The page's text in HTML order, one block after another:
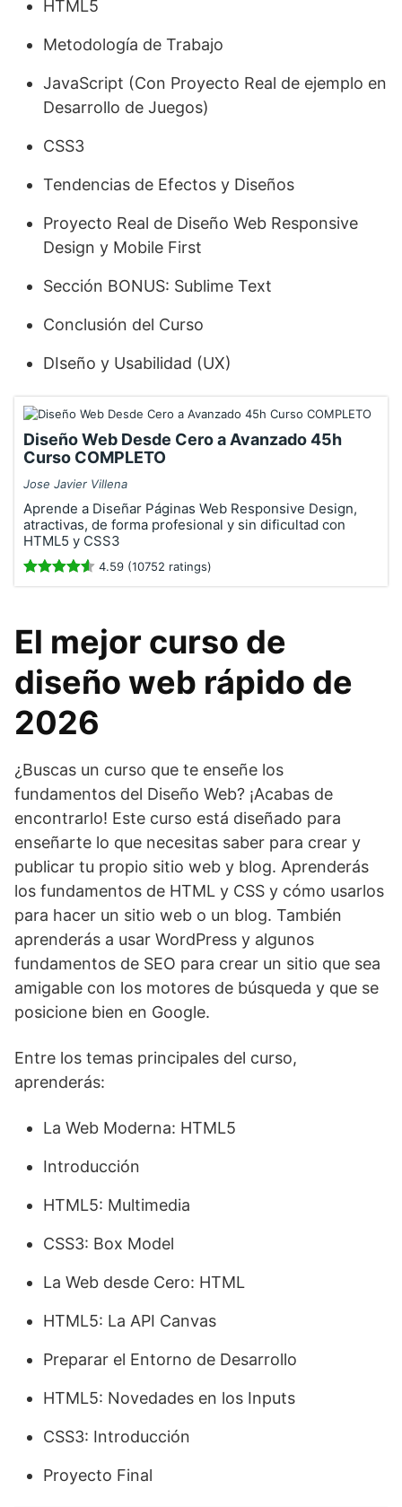
HTML5
Metodología de Trabajo
JavaScript (Con Proyecto Real de ejemplo en
Desarrollo de Juegos)
CSS3
Tendencias de Efectos y Diseños
Proyecto Real de Diseño Web Responsive
Design y Mobile First
Sección BONUS: Sublime Text
Conclusión del Curso
DIseño y Usabilidad (UX)
Diseño Web Desde Cero a Avanzado 45h
Curso COMPLETO
Jose Javier Villena
Aprende a Diseñar Páginas Web Responsive Design,
atractivas, de forma profesional y sin dificultad con
HTML5 y CSS3
4.59 (10752 ratings)
El mejor curso de
diseño web rápido de
2026
¿Buscas un curso que te enseñe los
fundamentos del Diseño Web? ¡Acabas de
encontrarlo! Este curso está diseñado para
enseñarte lo que necesitas saber para crear y
publicar tu propio sitio web y blog. Aprenderás
los fundamentos de HTML y CSS y cómo usarlos
para hacer un sitio web o un blog. También
aprenderás a usar WordPress y algunos
fundamentos de SEO para crear un sitio que sea
amigable con los motores de búsqueda y que se
posicione bien en Google.
Entre los temas principales del curso,
aprenderás:
La Web Moderna: HTML5
Introducción
HTML5: Multimedia
CSS3: Box Model
La Web desde Cero: HTML
HTML5: La API Canvas
Preparar el Entorno de Desarrollo
HTML5: Novedades en los Inputs
CSS3: Introducción
Proyecto Final